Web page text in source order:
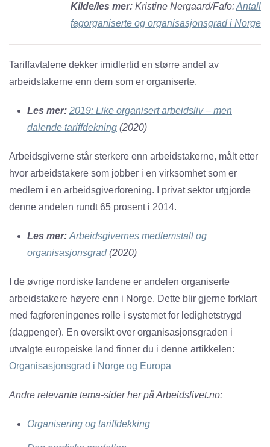
Kilde/les mer: Kristine Nergaard/Fafo:Antall
fagorganiserte og organisasjonsgrad i Norge
Tariffavtalene dekker imidlertid en større andel av
arbeidstakerne enn dem som er organiserte.
Les mer: 2019: Like organisert arbeidsliv – men
dalende tariffdekning (2020)
Arbeidsgiverne står sterkere enn arbeidstakerne, målt etter
hvor arbeidstakere som jobber i en virksomhet som er
medlem i en arbeidsgiverforening. I privat sektor utgjorde
denne andelen rundt 65 prosent i 2014.
Les mer: Arbeidsgivernes medlemstall og
organisasjonsgrad(2020)
I de øvrige nordiske landene er andelen organiserte
arbeidstakere høyere enn i Norge. Dette blir gjerne forklart
med fagforeningenes rolle i systemet for ledighetstrygd
(dagpenger). En oversikt over organisasjonsgraden i
utvalgte europeiske land finner du i denne artikkelen:
Organisasjonsgrad i Norge og Europa
Andre relevante tema-sider her på Arbeidslivet.no:
Organisering og tariffdekking